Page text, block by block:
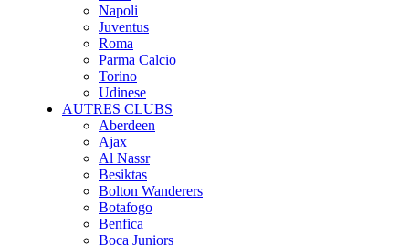
Napoli
Juventus
Roma
Parma Calcio
Torino
Udinese
AUTRES CLUBS
Aberdeen
Ajax
Al Nassr
Besiktas
Bolton Wanderers
Botafogo
Benfica
Boca Juniors